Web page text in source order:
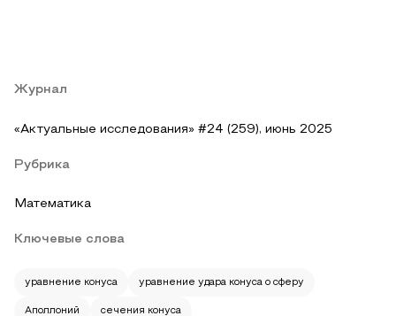
Журнал
«Актуальные исследования» #24 (259), июнь 2025
Рубрика
Математика
Ключевые слова
уравнение конуса уравнение удара конуса о сферу
Аполлоний сечения конуса